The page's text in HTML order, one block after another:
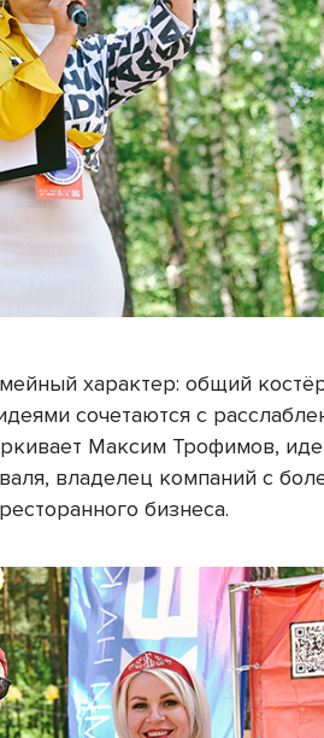
характер: общий
сочетаются с
Максим Трофимов,
владелец компаний с
бизнеса.